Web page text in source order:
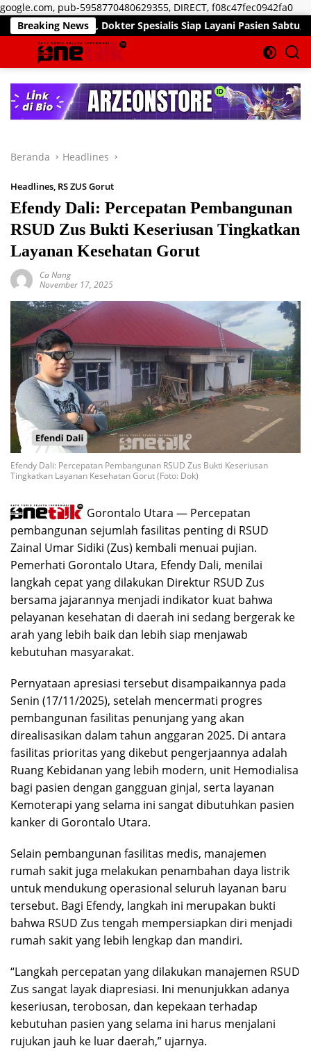
google.com, pub-5958770480629355, DIRECT, f08c47fec0942fa0
ke
Breaking News
Dokter Spesialis Siap Layani Pasien Sabtu, 25 Juli 2026
Beranda Headlines
Headlines, RS ZUS Gorut
Efendy Dali: Percepatan Pembangunan
RSUD Zus Bukti Keseriusan Tingkatkan
Layanan Kesehatan Gorut
Ca Nang
November 17, 2025
Efendy Dali: Percepatan Pembangunan RSUD Zus Bukti Keseriusan
Tingkatkan Layanan Kesehatan Gorut (Foto: Dok)
Gorontalo Utara — Percepatan
pembangunan sejumlah fasilitas penting di RSUD
Zainal Umar Sidiki (Zus) kembali menuai pujian.
Pemerhati Gorontalo Utara, Efendy Dali, menilai
langkah cepat yang dilakukan Direktur RSUD Zus
bersama jajarannya menjadi indikator kuat bahwa
pelayanan kesehatan di daerah ini sedang bergerak ke
arah yang lebih baik dan lebih siap menjawab
kebutuhan masyarakat.
Pernyataan apresiasi tersebut disampaikannya pada
Senin (17/11/2025), setelah mencermati progres
pembangunan fasilitas penunjang yang akan
direalisasikan dalam tahun anggaran 2025. Di antara
fasilitas prioritas yang dikebut pengerjaannya adalah
Ruang Kebidanan yang lebih modern, unit Hemodialisa
bagi pasien dengan gangguan ginjal, serta layanan
Kemoterapi yang selama ini sangat dibutuhkan pasien
kanker di Gorontalo Utara.
Selain pembangunan fasilitas medis, manajemen
rumah sakit juga melakukan penambahan daya listrik
untuk mendukung operasional seluruh layanan baru
tersebut. Bagi Efendy, langkah ini merupakan bukti
bahwa RSUD Zus tengah mempersiapkan diri menjadi
rumah sakit yang lebih lengkap dan mandiri.
“Langkah percepatan yang dilakukan manajemen RSUD
Zus sangat layak diapresiasi. Ini menunjukkan adanya
keseriusan, terobosan, dan kepekaan terhadap
kebutuhan pasien yang selama ini harus menjalani
rujukan jauh ke luar daerah,” ujarnya.